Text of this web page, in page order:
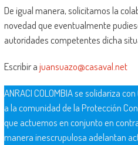
De igual manera, solicitamos la
novedad que eventualmente
autoridades competentes dicha
Escribir ajuansuazo@casaval.net
ANRACI COLOMBIA se solidariza
a la comunidad de la Protección
que actuemos en conjunto en
manera inescrupulosa adelantan